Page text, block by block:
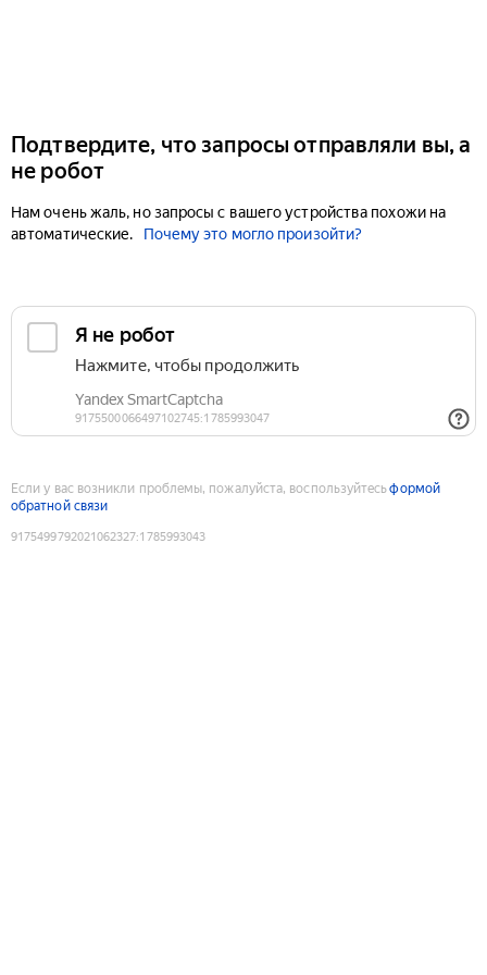
Подтвердите, что запросы отправляли вы, а
не робот
Нам очень жаль, но запросы с вашего устройства похожи на
автоматические.
Почему это могло произойти?
Если у вас возникли проблемы, пожалуйста, воспользуйтесьформой
обратной связи
9175499792021062327:1785993043